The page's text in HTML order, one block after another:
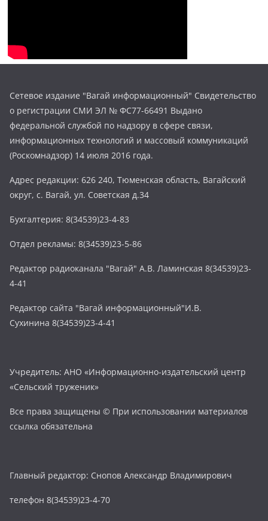
Сетевое издание "Вагай информационный" Свидетельство
о регистрации СМИ ЭЛ № ФС77-66491 Выдано
федеральной службой по надзору в сфере связи,
информационных технологий и массовый коммуникаций
(Роскомнадзор) 14 июля 2016 года.
Адрес редакции: 626 240, Тюменская область, Вагайский
округ, с. Вагай, ул. Советская д.34
Бухгалтерия: 8(34539)23-4-83
Отдел рекламы: 8(34539)23-5-86
Редактор радиоканала "Вагай" А.В. Ламинская 8(34539)23-
4-41
Редактор сайта "Вагай информационный"И.В.
Сухинина 8(34539)23-4-41
Учредитель: АНО «Информационно-издательский центр
«Сельский труженик»
Все права защищены © При использовании материалов
ссылка обязательна
Главный редактор: Снопов Александр Владимирович
телефон 8(34539)23-4-70